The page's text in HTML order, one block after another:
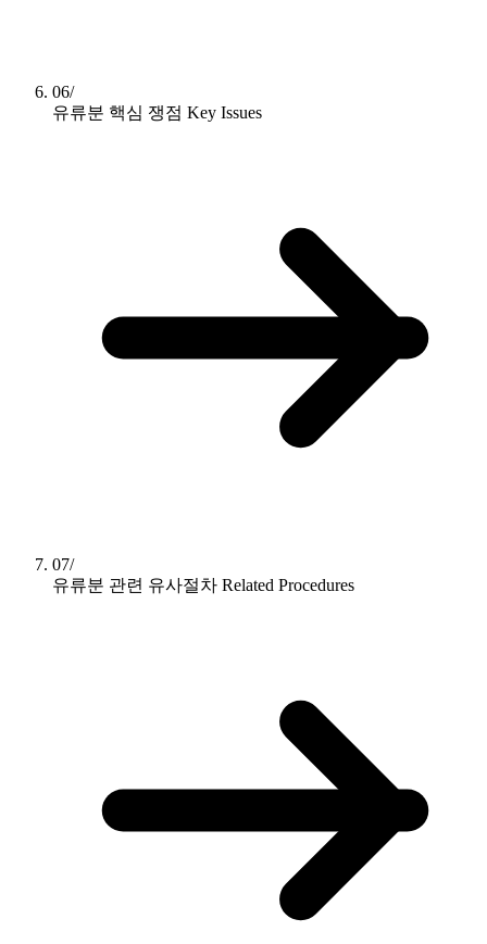
06/
유류분 핵심 쟁점 Key Issues
07/
유류분 관련 유사절차 Related Procedures